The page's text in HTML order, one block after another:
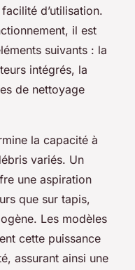
d’utilisation.
il est
suivants : la
intégrés, la
de nettoyage
la capacité à
variés. Un
une aspiration
que sur tapis,
Les modèles
cette puissance
assurant ainsi une